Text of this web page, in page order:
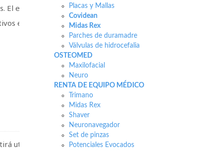
equipo es
externos, como
utilizar aún más
Placas y Mallas
Covidean
Midas Rex
Parches de duramadre
Válvulas de hidrocefalia
OSTEOMED
Maxilofacial
Neuro
RENTA DE EQUIPO MÉDICO
Trimano
Midas Rex
Shaver
Neuronavegador
Set de pinzas
Potenciales Evocados